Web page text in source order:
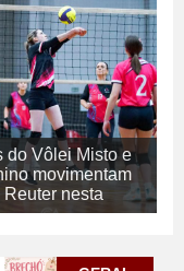
do Vôlei Misto e
movimentam
Reuter nesta